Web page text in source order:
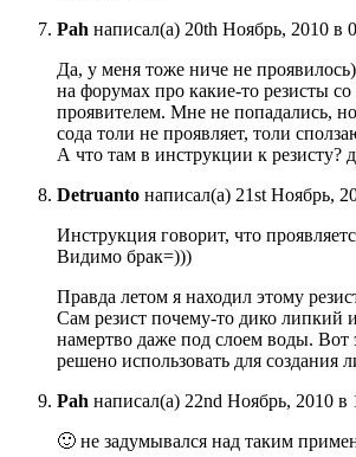
Pah написал(а) 20th Ноябрь, 2010 в
Да, у меня тоже ниче не
на форумах про какие-то резисты
проявителем. Мне не попадались,
сода толи не проявляет, толи
А что там в инструкции к
Detruanto написал(а) 21st Ноябрь,
Инструкция говорит, что
Видимо брак=)))
Правда летом я находил этому
Сам резист почему-то дико липкий
намертво даже под слоем воды. Вот
решено использовать для создания
Pah написал(а) 22nd Ноябрь, 2010 в
🙂 не задумывался над таким